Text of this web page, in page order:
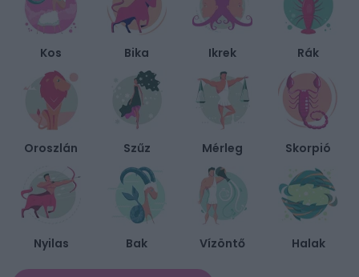
Kos Bika Ikrek Rák
Oroszlán Szűz Mérleg Skorpió
Nyilas Bak Vízöntő Halak